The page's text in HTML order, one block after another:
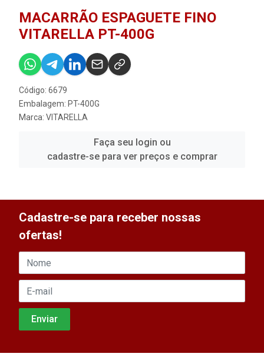
MACARRÃO ESPAGUETE FINO
VITARELLA PT-400G
Código: 6679
Embalagem: PT-400G
Marca: VITARELLA
Faça seu login ou
cadastre-se para ver preços e comprar
Cadastre-se para receber nossas
ofertas!